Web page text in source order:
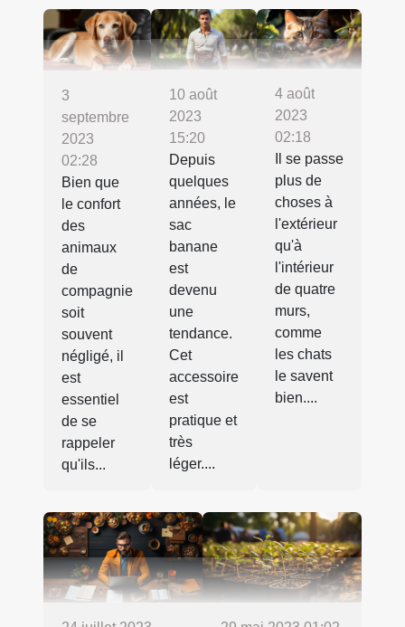
3
septembre
2023
02:28
Bien que
le confort
des
animaux
de
compagnie
soit
souvent
négligé, il
est
essentiel
de se
rappeler
qu'ils...
10 août
2023
15:20
Depuis
quelques
années, le
sac
banane
est
devenu
une
tendance.
Cet
accessoire
est
pratique et
très
léger....
4 août
2023
02:18
Il se passe
plus de
choses à
l'extérieur
qu'à
l'intérieur
de quatre
murs,
comme
les chats
le savent
bien....